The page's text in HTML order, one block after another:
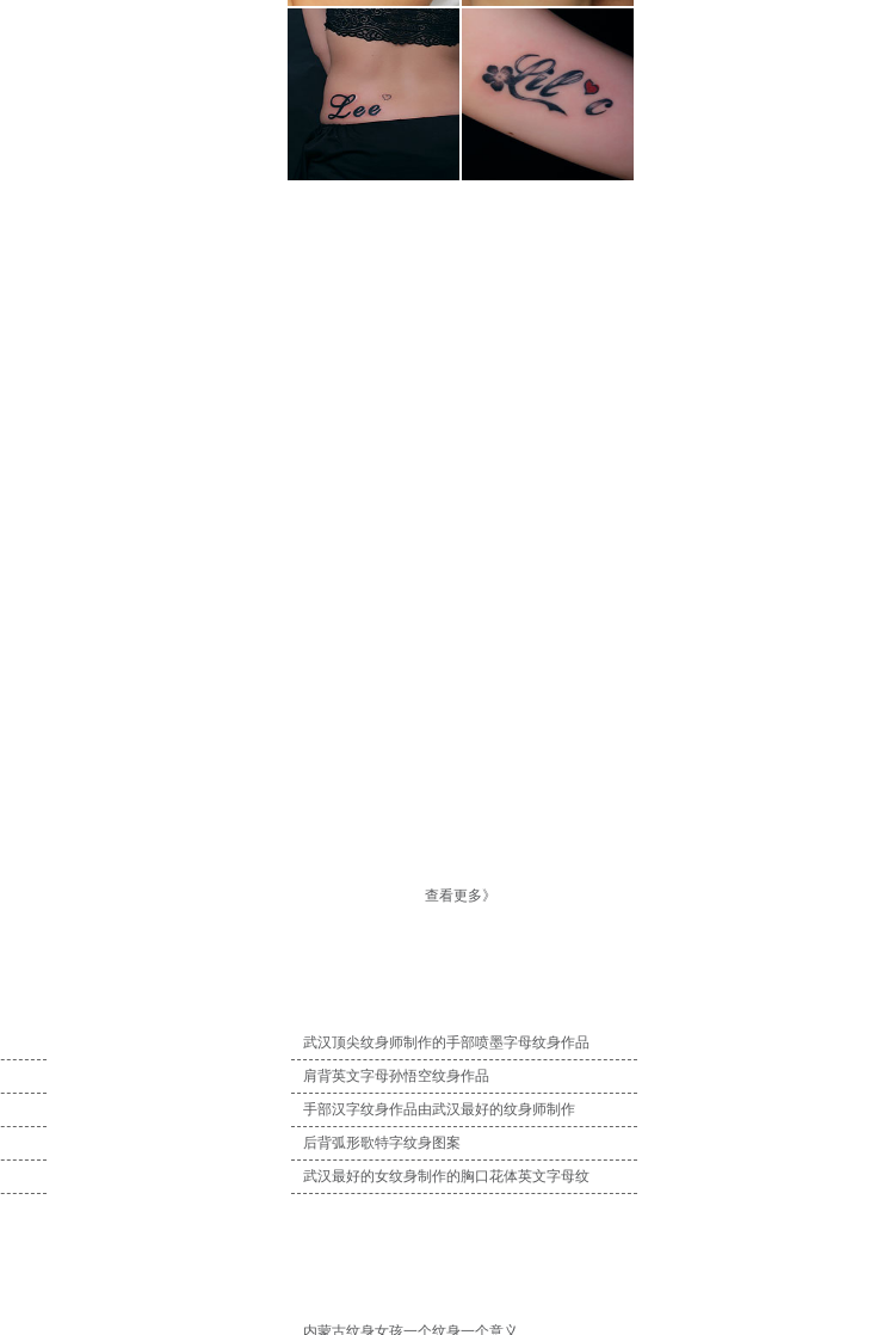
查看更多》
武汉顶尖纹身师制作的手部喷墨字母纹身作品
肩背英文字母孙悟空纹身作品
手部汉字纹身作品由武汉最好的纹身师制作
后背弧形歌特字纹身图案
武汉最好的女纹身制作的胸口花体英文字母纹
内蒙古纹身女孩一个纹身一个意义